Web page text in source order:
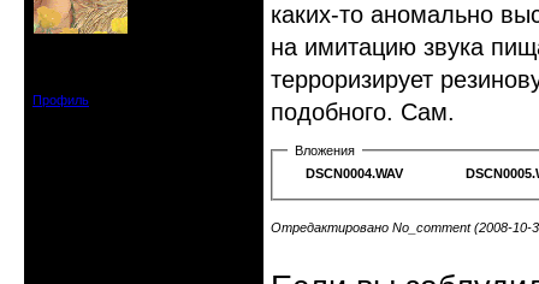
Профиль
каких-то аномально
на имитацию звука
терроризирует
подобного. Сам.
Вложения
DSCN0004.WAV
Отредактировано No_comment (2008-10-